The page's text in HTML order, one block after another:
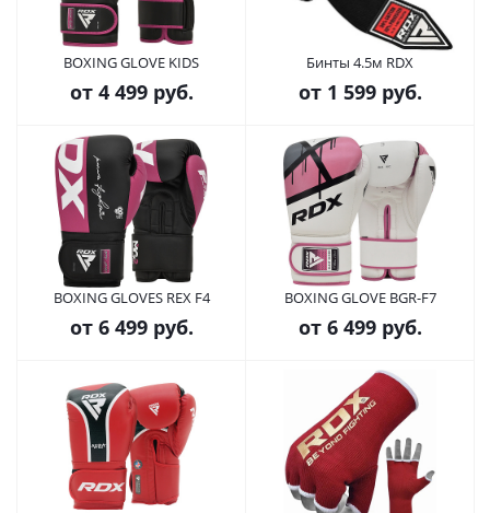
BOXING GLOVE KIDS
от 4 499 руб.
Бинты 4.5м RDX
от 1 599 руб.
BOXING GLOVES REX F4
от 6 499 руб.
BOXING GLOVE BGR-F7
от 6 499 руб.